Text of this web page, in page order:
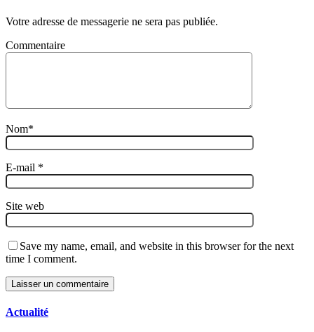
Votre adresse de messagerie ne sera pas publiée.
Commentaire
Nom*
E-mail *
Site web
Save my name, email, and website in this browser for the next
time I comment.
Actualité